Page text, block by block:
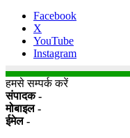
Facebook
X
YouTube
Instagram
हमसे सम्पर्क करें
संपादक -
मोबाइल -
ईमेल -